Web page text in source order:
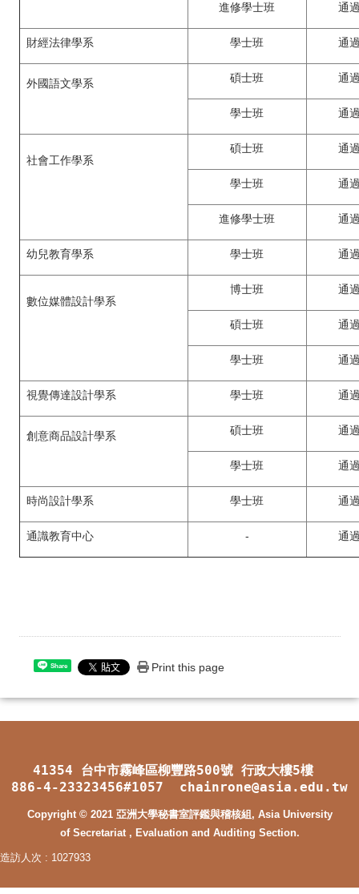
進修學士班 通
財經法律學系 學士班 通
外國語文學系 碩士班 通
學士班 通
社會工作學系
碩士班 通
學士班 通
進修學士班 通
幼兒教育學系 學士班 通
數位媒體設計學系
博士班 通
碩士班 通
學士班 通
視覺傳達設計學系 學士班 通
創意商品設計學系 碩士班 通
學士班 通
時尚設計學系 學士班 通
通識教育中心 - 通
Share Print this page
41354 台中市霧峰區柳豐路500號 行政大樓5樓
886-4-23323456#1057 chainrone@asia.edu.tw
Copyright © 2021 亞洲大學秘書室評鑑與稽核組, Asia University
of Secretariat , Evaluation and Auditing Section.
造訪人次 : 1027933